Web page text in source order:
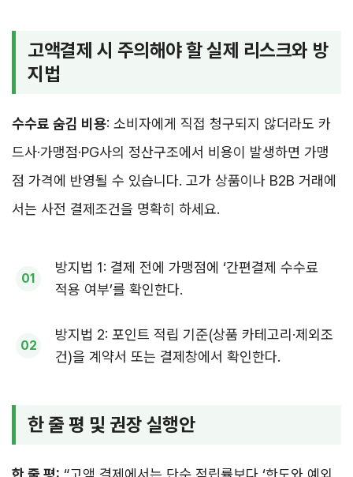
고액결제 시 주의해야 할 실제 리스크와 방
지법
수수료 숨김 비용: 소비자에게 직접 청구되지 않더라도 카
드사·가맹점·PG사의 정산구조에서 비용이 발생하면 가맹
점 가격에 반영될 수 있습니다. 고가 상품이나 B2B 거래에
서는 사전 결제조건을 명확히 하세요.
방지법 1: 결제 전에 가맹점에 ‘간편결제 수수료
적용 여부’를 확인한다.
방지법 2: 포인트 적립 기준(상품 카테고리·제외조
건)을 계약서 또는 결제창에서 확인한다.
한 줄 평 및 권장 실행안